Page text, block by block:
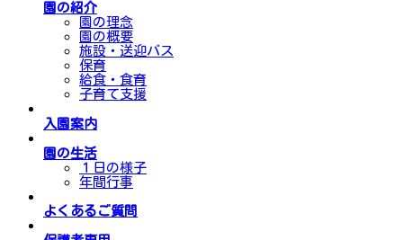
園の紹介
園の理念
園の概要
施設・送迎バス
保育
給食・食育
子育て支援
入園案内
園の生活
１日の様子
年間行事
よくあるご質問